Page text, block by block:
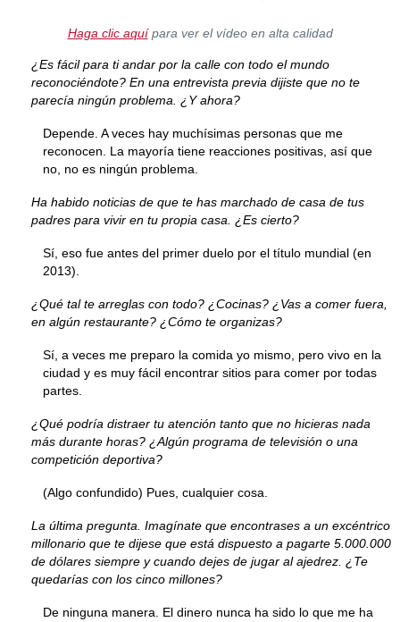
Haga clic aquípara ver el vídeo en alta calidad
¿Es fácil para ti andar por la calle con todo el mundo
reconociéndote? En una entrevista previa dijiste que no te
parecía ningún problema. ¿Y ahora?
Depende. A veces hay muchísimas personas que me
reconocen. La mayoría tiene reacciones positivas, así que
no, no es ningún problema.
Ha habido noticias de que te has marchado de casa de tus
padres para vivir en tu propia casa. ¿Es cierto?
Sí, eso fue antes del primer duelo por el título mundial (en
2013).
¿Qué tal te arreglas con todo? ¿Cocinas? ¿Vas a comer fuera,
en algún restaurante? ¿Cómo te organizas?
Sí, a veces me preparo la comida yo mismo, pero vivo en la
ciudad y es muy fácil encontrar sitios para comer por todas
partes.
¿Qué podría distraer tu atención tanto que no hicieras nada
más durante horas? ¿Algún programa de televisión o una
competición deportiva?
(Algo confundido) Pues, cualquier cosa.
La última pregunta. Imagínate que encontrases a un excéntrico
millonario que te dijese que está dispuesto a pagarte 5.000.000
de dólares siempre y cuando dejes de jugar al ajedrez. ¿Te
quedarías con los cinco millones?
De ninguna manera. El dinero nunca ha sido lo que me ha